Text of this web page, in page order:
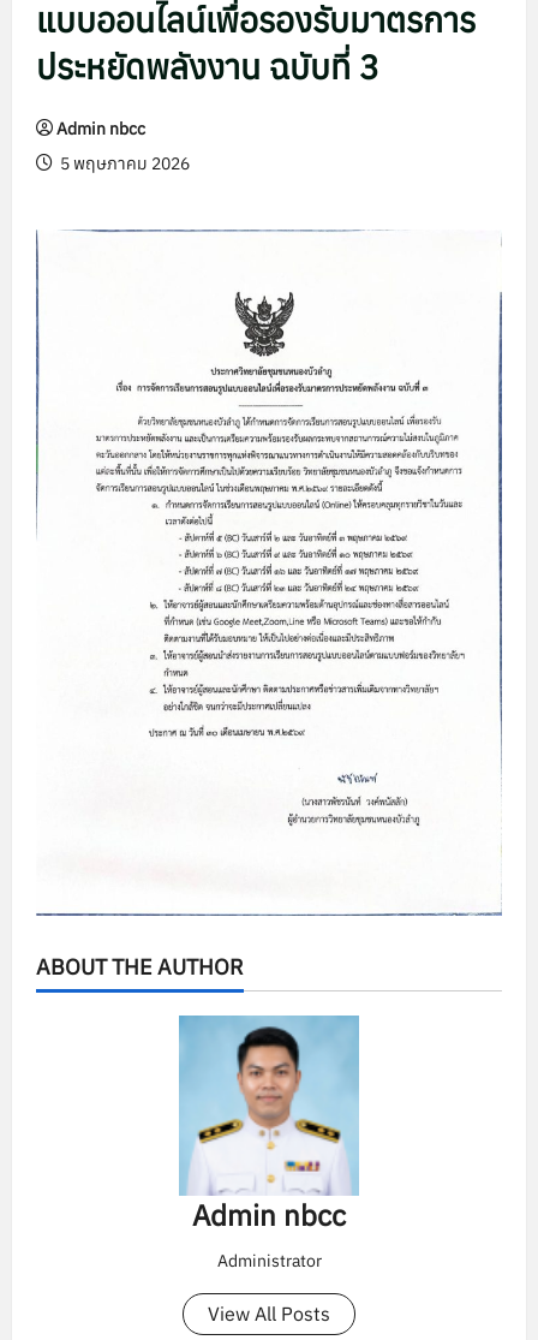
แบบออนไลน์เพื่อรองรับมาตรการ
ประหยัดพลังงาน ฉบับที่ 3
Admin nbcc
5 พฤษภาคม 2026
ABOUT THE AUTHOR
Admin nbcc
Administrator
View All Posts